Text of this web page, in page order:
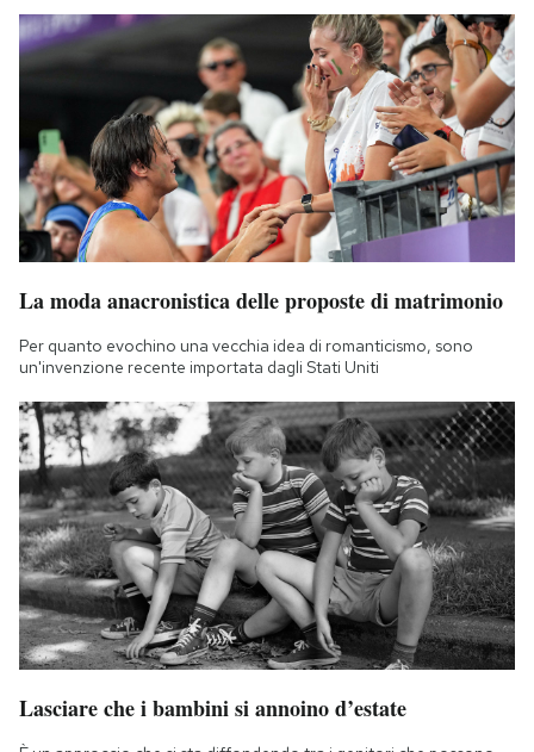
La moda anacronistica delle proposte di matrimonio
Per quanto evochino una vecchia idea di romanticismo, sono
un'invenzione recente importata dagli Stati Uniti
Lasciare che i bambini si annoino d’estate